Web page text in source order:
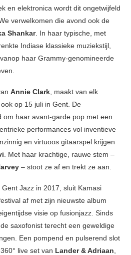
en elektronica wordt dit ongetwijfeld
verwelkomen die avond ook de
Shankar. In haar typische, met
Indiase klassieke muziekstijl,
haar Grammy-genomineerde
Annie Clark , maakt van elk
op 15 juli in Gent. De
om haar avant-garde pop met een
performances vol inventieve
en virtuoos gitaarspel krijgen
. Met haar krachtige, rauwe stem –
– stoot ze af en trekt ze aan.
Jazz in 2017, sluit Kamasi
af met zijn nieuwste album
visie op fusionjazz. Sinds
saxofonist terecht een geweldige
Een pompend en pulserend slot
live set van Lander & Adriaan